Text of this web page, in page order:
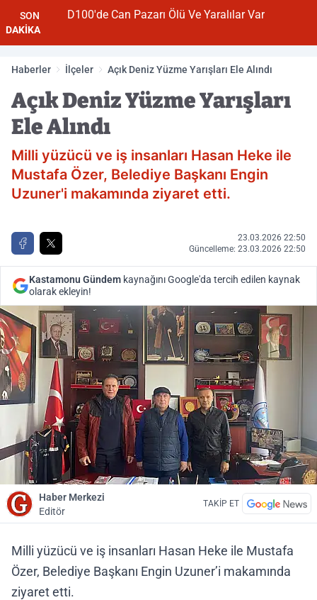
SON
DAKİKA
D100'de Can Pazarı Ölü Ve Yaralılar Var
Haberler İlçeler Açık Deniz Yüzme Yarışları Ele Alındı
Açık Deniz Yüzme Yarışları
Ele Alındı
Milli yüzücü ve iş insanları Hasan Heke ile
Mustafa Özer, Belediye Başkanı Engin
Uzuner'i makamında ziyaret etti.
23.03.2026 22:50
Güncelleme: 23.03.2026 22:50
Kastamonu Gündem kaynağını Google'da tercih edilen kaynak
olarak ekleyin!
Haber Merkezi
Editör
TAKİP ET
Milli yüzücü ve iş insanları Hasan Heke ile Mustafa
Özer, Belediye Başkanı Engin Uzuner’i makamında
ziyaret etti.